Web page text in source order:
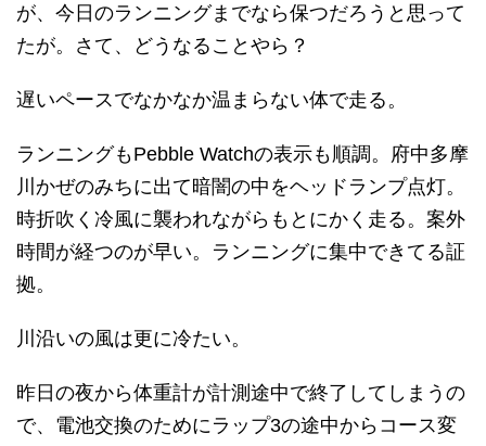
が、今日のランニングまでなら保つだろうと思って
たが。さて、どうなることやら？
遅いペースでなかなか温まらない体で走る。
ランニングもPebble Watchの表示も順調。府中多摩
川かぜのみちに出て暗闇の中をヘッドランプ点灯。
時折吹く冷風に襲われながらもとにかく走る。案外
時間が経つのが早い。ランニングに集中できてる証
拠。
川沿いの風は更に冷たい。
昨日の夜から体重計が計測途中で終了してしまうの
で、電池交換のためにラップ3の途中からコース変